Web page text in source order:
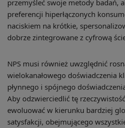
przemyśleć swoje metody badań,
preferencji hiperłączonych
naciskiem na krótkie,
dobrze zintegrowane z cyfrową
NPS musi również uwzględnić
wielokanałowego doświadczenia
płynnego i spójnego
Aby odzwierciedlić tę
ewoluować w kierunku bardziej
satysfakcji, obejmującego